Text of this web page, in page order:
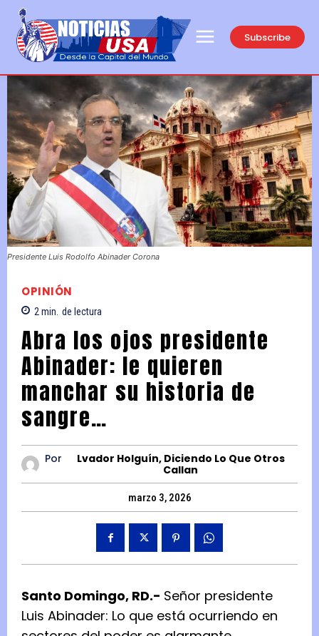
Subscribe
Presidente Luis Rodolfo Abinader Corona
OPINIÓN
2min. de lectura
Abra los ojos presidente
Abinader: le quieren
manchar su historia de
sangre…
Por
Lvador Holguín, Diciendo Lo Que Otros
Callan
marzo 3, 2026
Santo Domingo, RD.- Señor presidente
Luis Abinader: Lo que está ocurriendo en